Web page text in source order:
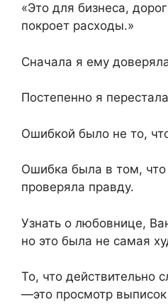
«Это для бизнеса,
покроет расходы.»
Сначала я ему
Постепенно я
Ошибкой было не то,
Ошибка была в том, что
проверяла правду.
Узнать о любовнице,
но это была не самая
То, что действительно
—это просмотр выписок